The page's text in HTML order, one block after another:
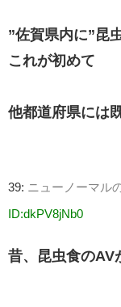
”佐賀県内に”昆
これが初めて
他都道府県には
39: ニューノーマル
ID:dkPV8jNb0
昔、昆虫食のAV